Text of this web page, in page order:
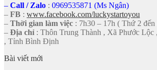
– Call / Zalo : 0969535871 (Ms Ngân)
– FB : www.facebook.com/luckystartoyou
– Thời gian làm việc : 7h30 – 17h ( Thứ 2
– Địa chỉ : Thôn Trung Thành , Xã Phước Lộc
, Tỉnh Bình Định
Bài viết mới